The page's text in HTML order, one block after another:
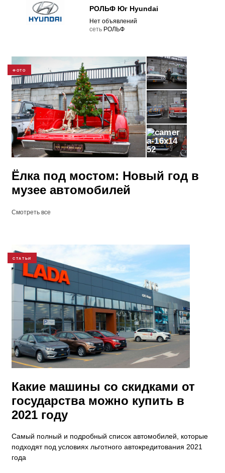
РОЛЬФ Юг Hyundai
Нет объявлений
cеть РОЛЬФ
ФОТО
52
Ёлка под мостом: Новый год в
музее автомобилей
Смотреть все
СТАТЬИ
Какие машины со скидками от
государства можно купить в
2021 году
Самый полный и подробный список автомобилей, которые
подходят под условиях льготного автокредитования 2021
года